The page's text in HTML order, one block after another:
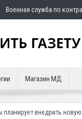
Военная служба по
Магазин МД
новую систему для